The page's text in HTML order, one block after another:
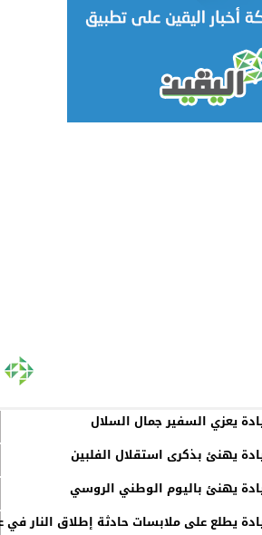
يعزي السفير جمال السلال
يهنئ بذكرى استقلال الفلبين
يهنئ باليوم الوطني الروسي
يطلع على ملابسات حادثة إطلاق النار في